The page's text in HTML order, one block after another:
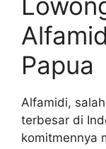
Papua
Alfamidi,
terbesar di
komitmennya